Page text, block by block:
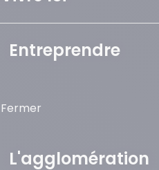
Entreprendre
Fermer
L'agglomération